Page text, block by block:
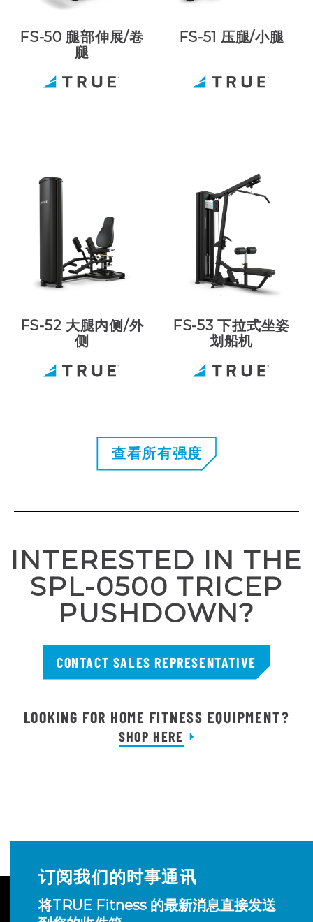
FS-50 腿部伸展/卷
腿
FS-51 压腿/小腿
FS-52 大腿内侧/外
侧
FS-53 下拉式坐姿
划船机
查看所有强度
INTERESTED IN THE
SPL-0500 TRICEP
PUSHDOWN?
CONTACT SALES REPRESENTATIVE
LOOKING FOR HOME FITNESS EQUIPMENT?
SHOP HERE
订阅我们的时事通讯
将TRUE Fitness 的最新消息直接发送